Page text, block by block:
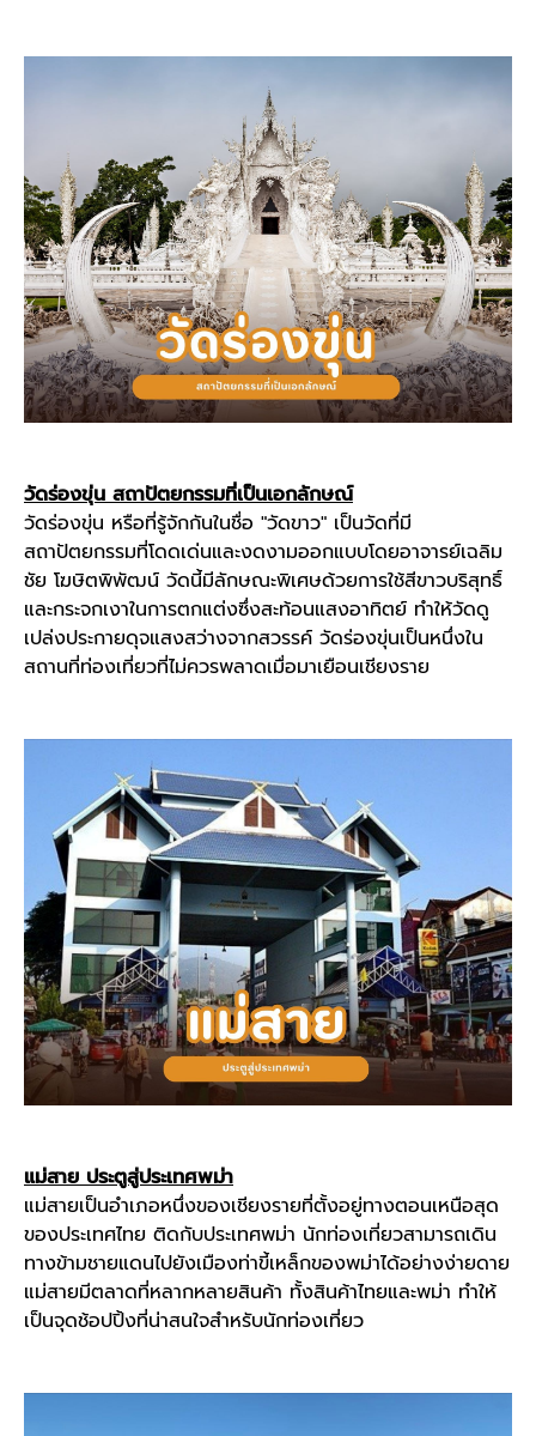
วัดร่องขุ่น สถาปัตยกรรมที่เป็นเอกลักษณ์
วัดร่องขุ่น หรือที่รู้จักกันในชื่อ "วัดขาว" เป็นวัดที่มี
สถาปัตยกรรมที่โดดเด่นและงดงามออกแบบโดยอาจารย์เฉลิม
ชัย โฆษิตพิพัฒน์ วัดนี้มีลักษณะพิเศษด้วยการใช้สีขาวบริสุทธิ์
และกระจกเงาในการตกแต่งซึ่งสะท้อนแสงอาทิตย์ ทำให้วัดดู
เปล่งประกายดุจแสงสว่างจากสวรรค์ วัดร่องขุ่นเป็นหนึ่งใน
สถานที่ท่องเที่ยวที่ไม่ควรพลาดเมื่อมาเยือนเชียงราย
แม่สาย ประตูสู่ประเทศพม่า
แม่สายเป็นอำเภอหนึ่งของเชียงรายที่ตั้งอยู่ทางตอนเหนือสุด
ของประเทศไทย ติดกับประเทศพม่า นักท่องเที่ยวสามารถเดิน
ทางข้ามชายแดนไปยังเมืองท่าขี้เหล็กของพม่าได้อย่างง่ายดาย
แม่สายมีตลาดที่หลากหลายสินค้า ทั้งสินค้าไทยและพม่า ทำให้
เป็นจุดช้อปปิ้งที่น่าสนใจสำหรับนักท่องเที่ยว